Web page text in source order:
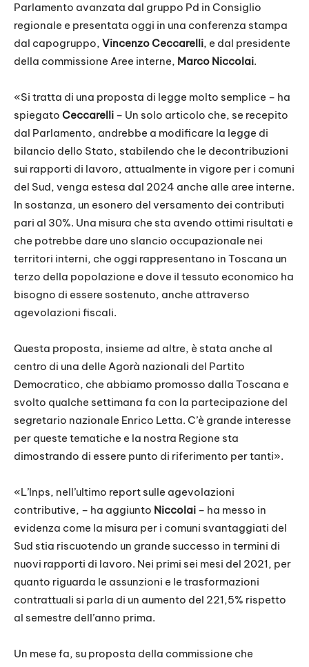
Parlamento avanzata dal gruppo Pd in Consiglio
regionale e presentata oggi in una conferenza stampa
dal capogruppo, Vincenzo Ceccarelli, e dal presidente
della commissione Aree interne, Marco Niccolai.
«Si tratta di una proposta di legge molto semplice – ha
spiegato Ceccarelli – Un solo articolo che, se recepito
dal Parlamento, andrebbe a modificare la legge di
bilancio dello Stato, stabilendo che le decontribuzioni
sui rapporti di lavoro, attualmente in vigore per i comuni
del Sud, venga estesa dal 2024 anche alle aree interne.
In sostanza, un esonero del versamento dei contributi
pari al 30%. Una misura che sta avendo ottimi risultati e
che potrebbe dare uno slancio occupazionale nei
territori interni, che oggi rappresentano in Toscana un
terzo della popolazione e dove il tessuto economico ha
bisogno di essere sostenuto, anche attraverso
agevolazioni fiscali.
Questa proposta, insieme ad altre, è stata anche al
centro di una delle Agorà nazionali del Partito
Democratico, che abbiamo promosso dalla Toscana e
svolto qualche settimana fa con la partecipazione del
segretario nazionale Enrico Letta. C’è grande interesse
per queste tematiche e la nostra Regione sta
dimostrando di essere punto di riferimento per tanti».
«L’Inps, nell’ultimo report sulle agevolazioni
contributive, – ha aggiunto Niccolai – ha messo in
evidenza come la misura per i comuni svantaggiati del
Sud stia riscuotendo un grande successo in termini di
nuovi rapporti di lavoro. Nei primi sei mesi del 2021, per
quanto riguarda le assunzioni e le trasformazioni
contrattuali si parla di un aumento del 221,5% rispetto
al semestre dell’anno prima.
Un mese fa, su proposta della commissione che